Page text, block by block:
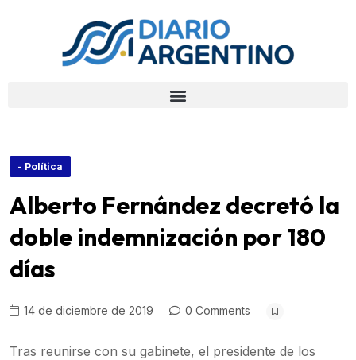
- Política
Alberto Fernández decretó la
doble indemnización por 180
días
14 de diciembre de 2019 0 Comments
Tras reunirse con su gabinete, el presidente de los